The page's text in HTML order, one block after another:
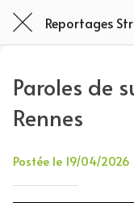
Reportages
Paroles de
Rennes
Postée le 19/04/2026